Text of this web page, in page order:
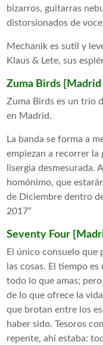
bizarros, guitarras
distorsionados de
Mechanik es sutil y
Klaus & Lete, sus
Zuma Birds [Madrid
Zuma Birds es un trío
en Madrid.
La banda se forma a
empiezan a recorrer la
lisergia desmesurada.
homónimo, que
de Diciembre dentro
2017”
Seventy Four
El único consuelo que
las cosas. El tiempo
todo lo que amas;
de lo que ofrece la
que brotan entre los
haber sido. Tesoros
repente, ahí estaba: